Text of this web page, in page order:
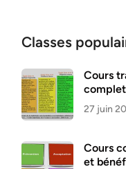
Classes
Cours
complet
27 juin
Cours
et